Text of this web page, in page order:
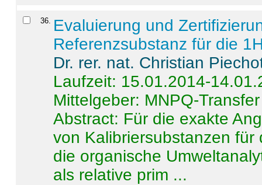
36. Evaluierung und
Referenzsubstanz für die
Dr. rer. nat. Christian
Laufzeit: 15.01.2014-
Mittelgeber: MNPQ-Transfer
Abstract: Für die exakte
von Kalibriersubstanzen
die organische
als relative prim ...